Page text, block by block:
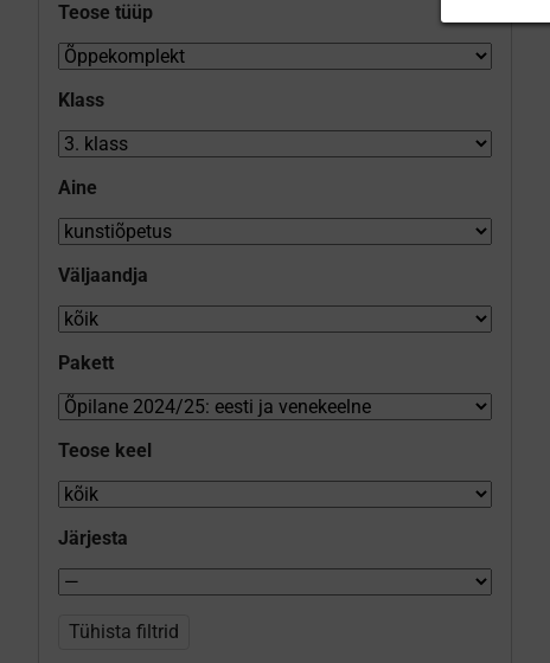
Teose tüüp
Klass
Aine
Väljaandja
Pakett
Teose keel
Järjesta
Tühista filtrid